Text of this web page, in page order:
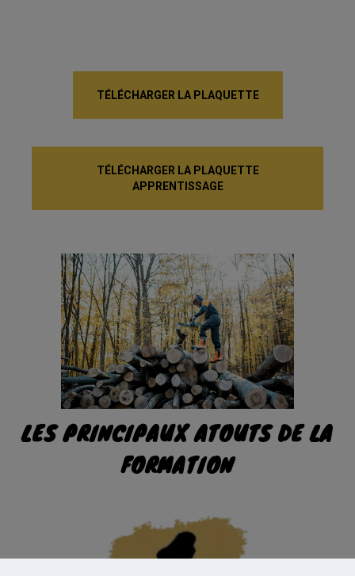
TÉLÉCHARGER LA PLAQUETTE
TÉLÉCHARGER LA PLAQUETTE
APPRENTISSAGE
LES PRINCIPAUX ATOUTS DE LA
FORMATION